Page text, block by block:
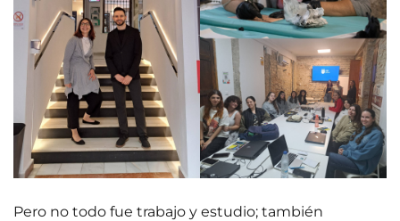
Pero no todo fue trabajo y estudio; también